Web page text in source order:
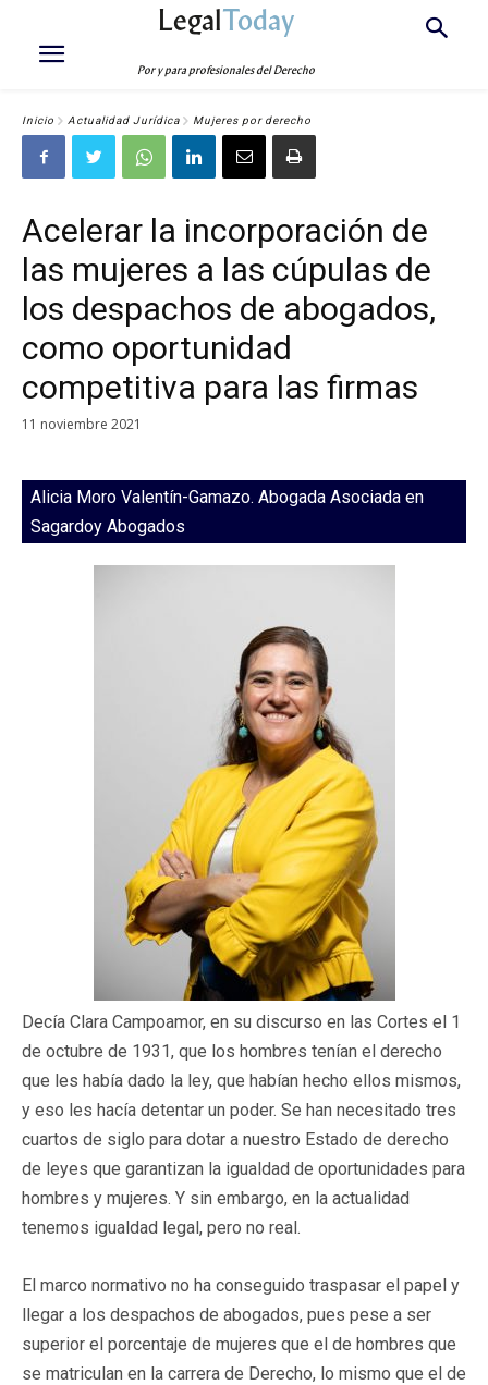
LegalToday
Por y para profesionales del Derecho
Inicio Actualidad Jurídica Mujeres por derecho
Acelerar la incorporación de
las mujeres a las cúpulas de
los despachos de abogados,
como oportunidad
competitiva para las firmas
11 noviembre 2021
Alicia Moro Valentín-Gamazo. Abogada Asociada en
Sagardoy Abogados
Decía Clara Campoamor, en su discurso en las Cortes el 1
de octubre de 1931, que los hombres tenían el derecho
que les había dado la ley, que habían hecho ellos mismos,
y eso les hacía detentar un poder. Se han necesitado tres
cuartos de siglo para dotar a nuestro Estado de derecho
de leyes que garantizan la igualdad de oportunidades para
hombres y mujeres. Y sin embargo, en la actualidad
tenemos igualdad legal, pero no real.
El marco normativo no ha conseguido traspasar el papel y
llegar a los despachos de abogados, pues pese a ser
superior el porcentaje de mujeres que el de hombres que
se matriculan en la carrera de Derecho, lo mismo que el de